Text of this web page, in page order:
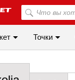
Точки